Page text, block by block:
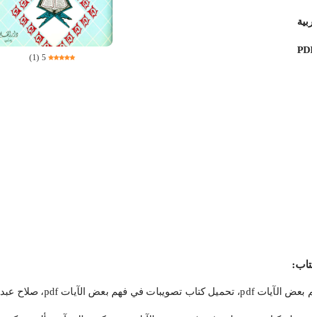
5
(
1
)
تصويبات في فهم بعض الآيات pdf، تحميل كتاب تصويبات في فهم بعض الآيات pdf، صلاح عبد